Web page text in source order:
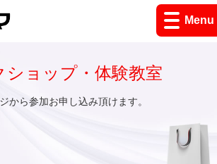
Menu
ショップ・体験教室
から参加お申し込み頂けます。